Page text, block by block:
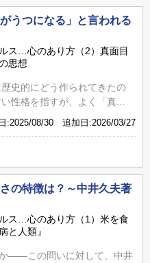
うつになる」と言われる
ス…心のあり方（2）真面目
思想
史的にどう作られてきたの
性格を指すが、よく「真...
:2025/08/30 追加日:2026/03/27
の特徴は？～中井久夫著
ス…心のあり方（1）米を食
と人類』
か――この問いに対して、中井